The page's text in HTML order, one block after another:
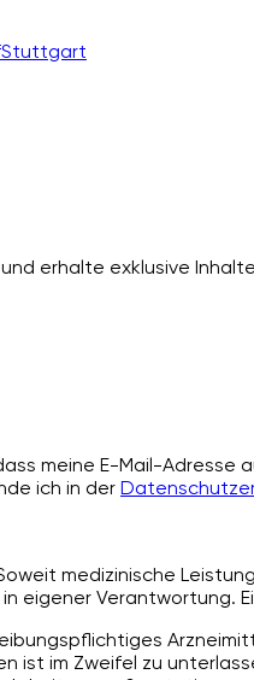
Stuttgart
erhalte exklusive
meine E-Mail-Adresse
ich in der
medizinische
eigener Verantwortung.
ist im Zweifel zu